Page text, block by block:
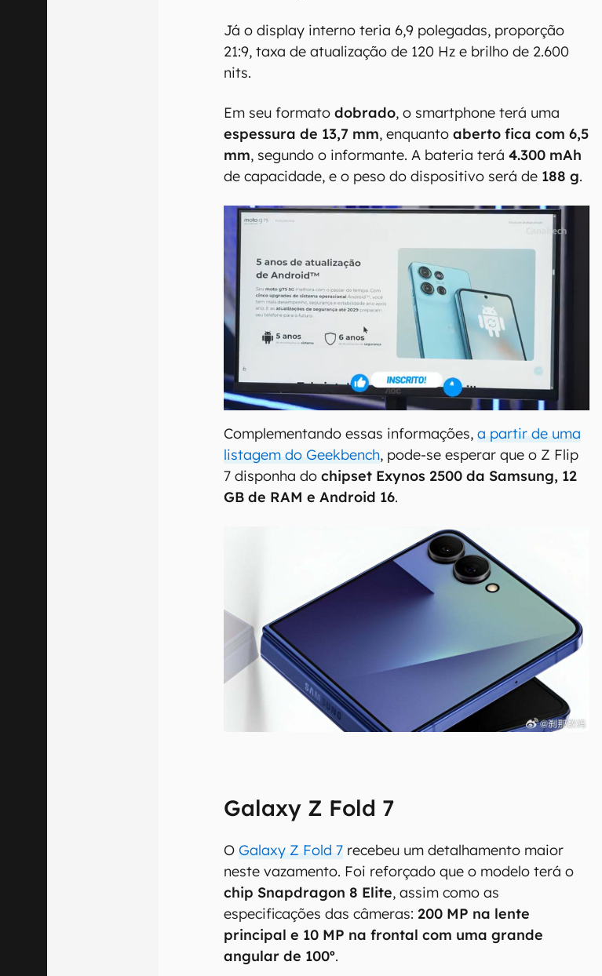
Já o display interno teria 6,9 polegadas, proporção
21:9, taxa de atualização de 120 Hz e brilho de 2.600
nits.
Em seu formatodobrado, o smartphone terá uma
espessura de 13,7 mm, enquantoaberto fica com 6,5
mm, segundo o informante. A bateria terá 4.300 mAh
de capacidade, e o peso do dispositivo será de 188 g.
Complementando essas informações,a partir de uma
listagem do Geekbench, pode-se esperar que o Z Flip
7 disponha dochipset Exynos 2500 da Samsung, 12
GB de RAM e Android 16.
Galaxy Z Fold 7
OGalaxy Z Fold 7 recebeu um detalhamento maior
neste vazamento. Foi reforçado que o modelo terá o
chip Snapdragon 8 Elite, assim como as
especificações das câmeras: 200 MP na lente
principal e 10 MP na frontal com uma grande
angular de 100º.